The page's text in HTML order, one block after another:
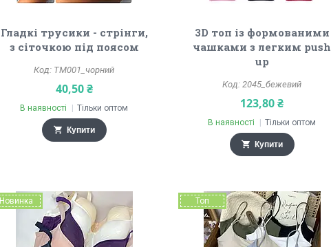
Гладкі трусики - стрінги,
з сіточкою під поясом
ТМ001_чорний
40,50 ₴
В наявності Тільки оптом
Купити
3D топ із формованими
чашками з легким push
up
2045_бежевий
123,80 ₴
В наявності Тільки оптом
Купити
Новинка Топ